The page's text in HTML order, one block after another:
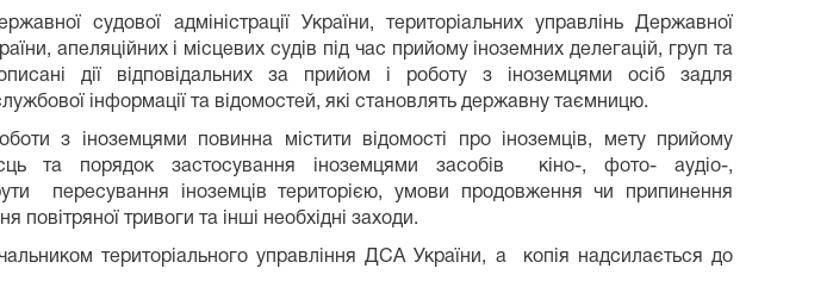
судової адміністрації України, територіальних управлінь Державної
апеляційних і місцевих судів під час прийому іноземних делегацій, груп та
дії відповідальних за прийом і роботу з іноземцями осіб задля
інформації та відомостей, які становлять державну таємницю.
з іноземцями повинна містити відомості про іноземців, мету прийому
та порядок застосування іноземцями засобів кіно-, фото- аудіо-,
пересування іноземців територією, умови продовження чи припинення
повітряної тривоги та інші необхідні заходи.
територіального управління ДСА України, а копія надсилається до